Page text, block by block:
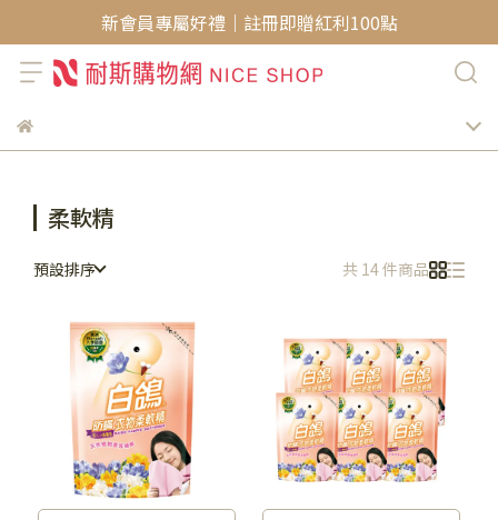
新會員專屬好禮｜註冊即贈紅利100點
柔軟精
預設排序 共 14 件商品